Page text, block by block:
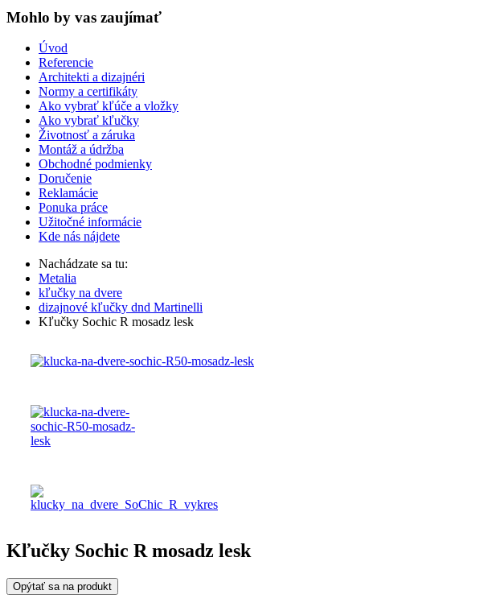
Mohlo by vas zaujímať
Úvod
Referencie
Architekti a dizajnéri
Normy a certifikáty
Ako vybrať kľúče a vložky
Ako vybrať kľučky
Životnosť a záruka
Montáž a údržba
Obchodné podmienky
Doručenie
Reklamácie
Ponuka práce
Užitočné informácie
Kde nás nájdete
Nachádzate sa tu:
Metalia
kľučky na dvere
dizajnové kľučky dnd Martinelli
Kľučky Sochic R mosadz lesk
Kľučky Sochic R mosadz lesk
Opýtať sa na produkt